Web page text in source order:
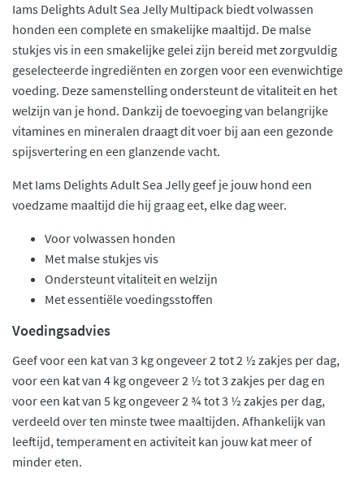
Iams Delights Adult Sea Jelly Multipack biedt volwassen
honden een complete en smakelijke maaltijd. De malse
stukjes vis in een smakelijke gelei zijn bereid met zorgvuldig
geselecteerde ingrediënten en zorgen voor een evenwichtige
voeding. Deze samenstelling ondersteunt de vitaliteit en het
welzijn van je hond. Dankzij de toevoeging van belangrijke
vitamines en mineralen draagt dit voer bij aan een gezonde
spijsvertering en een glanzende vacht.
Met Iams Delights Adult Sea Jelly geef je jouw hond een
voedzame maaltijd die hij graag eet, elke dag weer.
Voor volwassen honden
Met malse stukjes vis
Ondersteunt vitaliteit en welzijn
Met essentiële voedingsstoffen
Voedingsadvies
Geef voor een kat van 3 kg ongeveer 2 tot 2 ½ zakjes per dag,
voor een kat van 4 kg ongeveer 2 ½ tot 3 zakjes per dag en
voor een kat van 5 kg ongeveer 2 ¾ tot 3 ½ zakjes per dag,
verdeeld over ten minste twee maaltijden. Afhankelijk van
leeftijd, temperament en activiteit kan jouw kat meer of
minder eten.